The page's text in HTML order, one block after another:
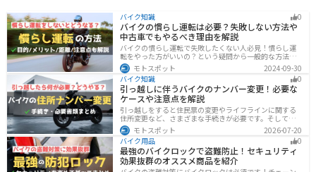
バイク知識 0
バイクの慣らし運転は必要？失敗しない方法や
中古車でもやるべき理由を解説
バイクの慣らし運転で失敗したくない人必見！慣らし運
転をやった方がいいの？という疑問から一般的な方法、
メーカ推奨の方法まで具体的に解説します。注意点や中
古車でもやった方がいいのか慣らし運転後にやるべきこ
ともまとめたので、これからバイクを買おうとしている
人は参考にしてください。
モトスポット
2024-09-30
バイク知識
0
引っ越しに伴うバイクのナンバー変更！必要な
ケースや注意点を解説
引っ越しをすると住民票の変更やライフラインに関する
住所変更など、さまざまな手続きが必要です。そしてバ
イク乗りの場合は、住所変更やナンバー変更といったバ
イクに関する手続きも忘れてはいけません。しかし、必
要な手続きや手順がわからないという方も多いのではな
いでしょうか。ライダー引っ越したらバイクのナンバー
を変えないといけないの？ライダー引っ越し先でも原付
に乗る場合、どんな手続きが必要か知りたいライダー引
モトスポット
2026-07-20
バイク用品
0
最強のバイクロックで盗難防止！セキュリティ
効果抜群のオススメ商品を紹介